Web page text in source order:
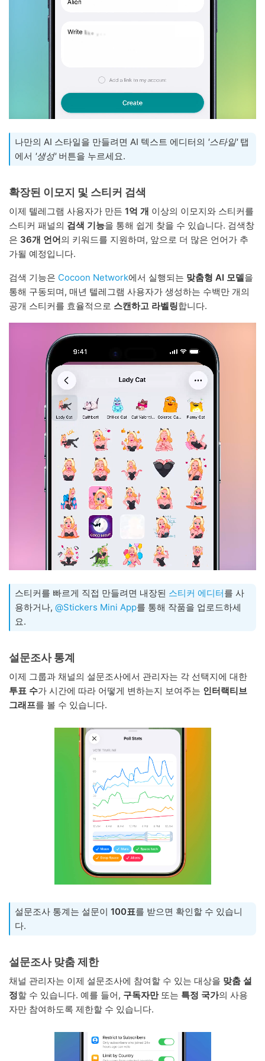
나만의 AI 스타일을 만들려면 AI 텍스트 에디터의 '스타일'탭
에서 '생성'버튼을 누르세요.
확장된 이모지 및 스티커 검색
이제 텔레그램 사용자가 만든 1억 개 이상의 이모지와 스티커를
스티커 패널의 검색 기능을 통해 쉽게 찾을 수 있습니다. 검색창
은 36개 언어의 키워드를 지원하며, 앞으로 더 많은 언어가 추
가될 예정입니다.
검색 기능은 Cocoon Network에서 실행되는 맞춤형 AI 모델을
통해 구동되며, 매년 텔레그램 사용자가 생성하는 수백만 개의
공개 스티커를 효율적으로 스캔하고 라벨링합니다.
스티커를 빠르게 직접 만들려면 내장된 스티커 에디터를 사
용하거나, @Stickers Mini App를 통해 작품을 업로드하세
요.
설문조사 통계
이제 그룹과 채널의 설문조사에서 관리자는 각 선택지에 대한
투표 수가 시간에 따라 어떻게 변하는지 보여주는 인터랙티브
그래프를 볼 수 있습니다.
설문조사 통계는 설문이 100표를 받으면 확인할 수 있습니
다.
설문조사 맞춤 제한
채널 관리자는 이제 설문조사에 참여할 수 있는 대상을 맞춤 설
정할 수 있습니다. 예를 들어, 구독자만또는 특정 국가의 사용
자만 참여하도록 제한할 수 있습니다.